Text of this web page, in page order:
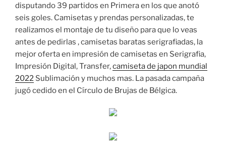
disputando 39 partidos en Primera en los que anotó
seis goles. Camisetas y prendas personalizadas, te
realizamos el montaje de tu diseño para que lo veas
antes de pedirlas , camisetas baratas serigrafiadas, la
mejor oferta en impresión de camisetas en Serigrafia,
Impresión Digital, Transfer,camiseta de japon mundial
2022 Sublimación y muchos mas. La pasada campaña
jugó cedido en el Círculo de Brujas de Bélgica.